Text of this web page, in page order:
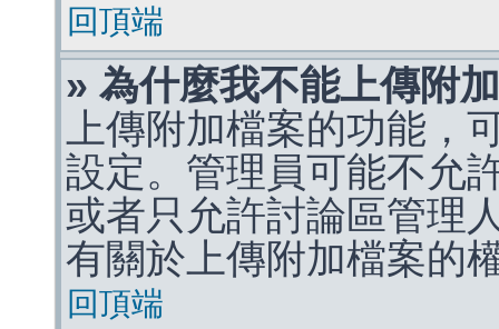
回頂端
» 為什麼我不能上傳附
上傳附加檔案的功能，
設定。管理員可能不允
或者只允許討論區管理
有關於上傳附加檔案的
回頂端